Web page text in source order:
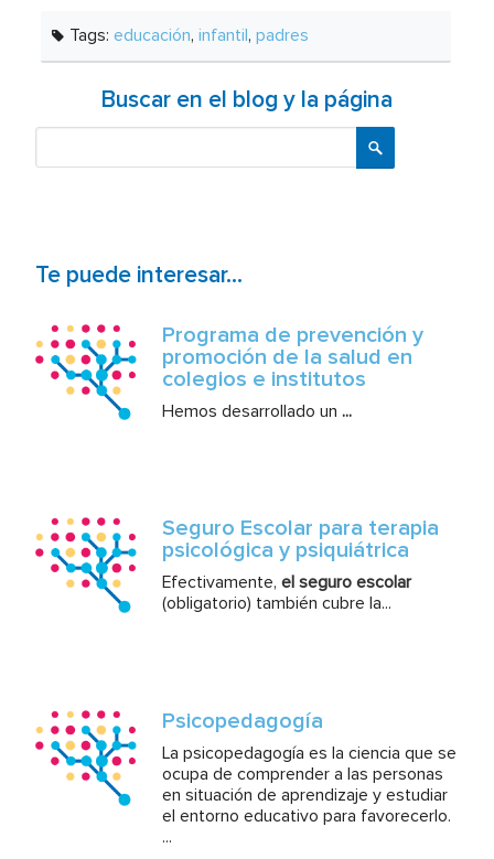
Tags:educación,infantil,padres
Buscar en el blog y la página
Te puede interesar...
Programa de prevención y
promoción de la salud en
colegios e institutos
Hemos desarrollado un...
Seguro Escolar para terapia
psicológica y psiquiátrica
Efectivamente,el seguro escolar
(obligatorio) también cubre la...
Psicopedagogía
La psicopedagogía es la ciencia que se
ocupa de comprender a las personas
en situación de aprendizaje y estudiar
el entorno educativo para favorecerlo.
...